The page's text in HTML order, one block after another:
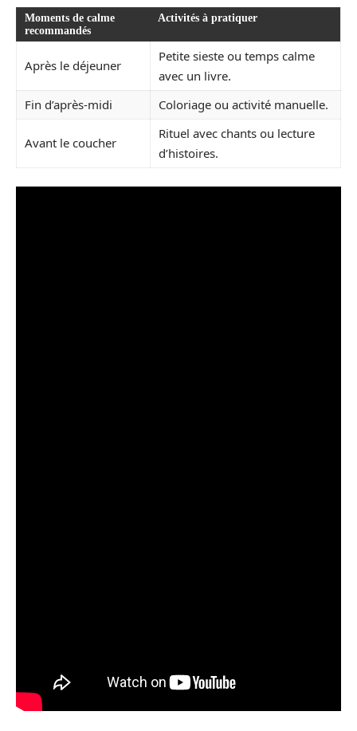
Moments de calme
recommandés
Activités à pratiquer
Après le déjeuner
Petite sieste ou temps calme
avec un livre.
Fin d’après-midi
Coloriage ou activité manuelle.
Avant le coucher
Rituel avec chants ou lecture
d’histoires.